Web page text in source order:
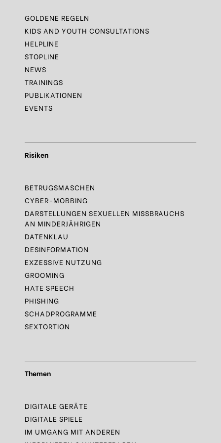
GOLDENE REGELN
KIDS AND YOUTH CONSULTATIONS
HELPLINE
STOPLINE
NEWS
TRAININGS
PUBLIKATIONEN
EVENTS
Risiken
BETRUGSMASCHEN
CYBER-MOBBING
DARSTELLUNGEN SEXUELLEN MISSBRAUCHS
AN MINDERJÄHRIGEN
DATENKLAU
DESINFORMATION
EXZESSIVE NUTZUNG
GROOMING
HATE SPEECH
PHISHING
SCHADPROGRAMME
SEXTORTION
Themen
DIGITALE GERÄTE
DIGITALE SPIELE
IM UMGANG MIT ANDEREN